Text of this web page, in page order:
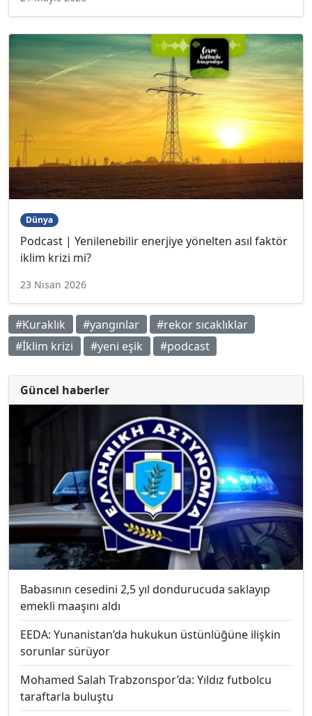
Dünya
Podcast | Yenilenebilir enerjiye yönelten asıl faktör
iklim krizi mi?
23 Nisan 2026
#Kuraklık #yangınlar
#rekor sıcaklıklar
#İklim krizi
#yeni eşik #podcast
Güncel haberler
Babasının cesedini 2,5 yıl dondurucuda saklayıp
emekli maaşını aldı
EEDA: Yunanistan’da hukukun üstünlüğüne ilişkin
sorunlar sürüyor
Mohamed Salah Trabzonspor’da: Yıldız futbolcu
taraftarla buluştu